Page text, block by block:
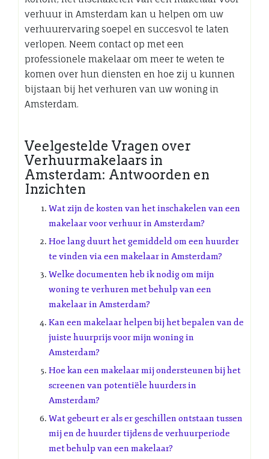
verhuur in Amsterdam kan u helpen om uw
verhuurervaring soepel en succesvol te laten
verlopen. Neem contact op met een
professionele makelaar om meer te weten te
komen over hun diensten en hoe zij u kunnen
bijstaan bij het verhuren van uw woning in
Amsterdam.
Veelgestelde Vragen over
Verhuurmakelaars in
Amsterdam: Antwoorden en
Inzichten
Wat zijn de kosten van het inschakelen van een
makelaar voor verhuur in Amsterdam?
Hoe lang duurt het gemiddeld om een huurder
te vinden via een makelaar in Amsterdam?
Welke documenten heb ik nodig om mijn
woning te verhuren met behulp van een
makelaar in Amsterdam?
Kan een makelaar helpen bij het bepalen van de
juiste huurprijs voor mijn woning in
Amsterdam?
Hoe kan een makelaar mij ondersteunen bij het
screenen van potentiële huurders in
Amsterdam?
Wat gebeurt er als er geschillen ontstaan tussen
mij en de huurder tijdens de verhuurperiode
met behulp van een makelaar?